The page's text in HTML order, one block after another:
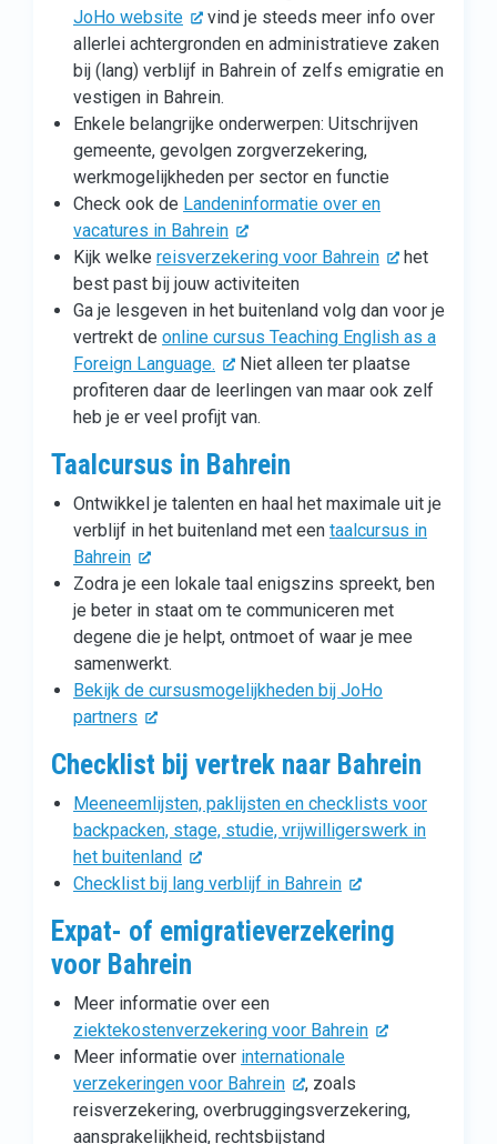
JoHo website
vind je steeds meer info over
allerlei achtergronden en administratieve zaken
bij (lang) verblijf in Bahrein of zelfs emigratie en
vestigen in Bahrein.
Enkele belangrijke onderwerpen: Uitschrijven
gemeente, gevolgen zorgverzekering,
werkmogelijkheden per sector en functie
Check ook de Landeninformatie over en
vacatures in Bahrein
Kijk welke reisverzekering voor Bahrein
het
best past bij jouw activiteiten
Ga je lesgeven in het buitenland volg dan voor je
vertrekt de online cursus Teaching English as a
Foreign Language.
Niet alleen ter plaatse
profiteren daar de leerlingen van maar ook zelf
heb je er veel profijt van.
Taalcursus in Bahrein
Ontwikkel je talenten en haal het maximale uit je
verblijf in het buitenland met een taalcursus in
Bahrein
Zodra je een lokale taal enigszins spreekt, ben
je beter in staat om te communiceren met
degene die je helpt, ontmoet of waar je mee
samenwerkt.
Bekijk de cursusmogelijkheden bij JoHo
partners
Checklist bij vertrek naar Bahrein
Meeneemlijsten, paklijsten en checklists voor
backpacken, stage, studie, vrijwilligerswerk in
het buitenland
Checklist bij lang verblijf in Bahrein
Expat- of emigratieverzekering
voor Bahrein
Meer informatie over een
ziektekostenverzekering voor Bahrein
Meer informatie over internationale
verzekeringen voor Bahrein
, zoals
reisverzekering, overbruggingsverzekering,
aansprakelijkheid, rechtsbijstand